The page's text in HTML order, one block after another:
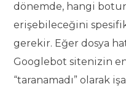
dönemde, hangi
erişebileceğini
gerekir. Eğer dosya
Googlebot sitenizin
“taranamadı” olarak